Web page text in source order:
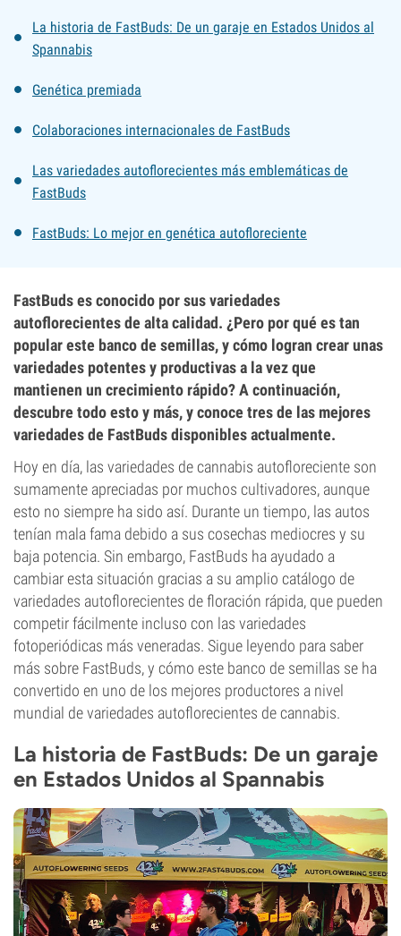
La historia de FastBuds: De un garaje en Estados Unidos al
Spannabis
Genética premiada
Colaboraciones internacionales de FastBuds
Las variedades autoflorecientes más emblemáticas de
FastBuds
FastBuds: Lo mejor en genética autofloreciente
FastBuds es conocido por sus variedades
autoflorecientes de alta calidad. ¿Pero por qué es tan
popular este banco de semillas, y cómo logran crear unas
variedades potentes y productivas a la vez que
mantienen un crecimiento rápido? A continuación,
descubre todo esto y más, y conoce tres de las mejores
variedades de FastBuds disponibles actualmente.
Hoy en día, las variedades de cannabis autofloreciente son
sumamente apreciadas por muchos cultivadores, aunque
esto no siempre ha sido así. Durante un tiempo, las autos
tenían mala fama debido a sus cosechas mediocres y su
baja potencia. Sin embargo, FastBuds ha ayudado a
cambiar esta situación gracias a su amplio catálogo de
variedades autoflorecientes de floración rápida, que pueden
competir fácilmente incluso con las variedades
fotoperiódicas más veneradas. Sigue leyendo para saber
más sobre FastBuds, y cómo este banco de semillas se ha
convertido en uno de los mejores productores a nivel
mundial de variedades autoflorecientes de cannabis.
La historia de FastBuds: De un garaje
en Estados Unidos al Spannabis